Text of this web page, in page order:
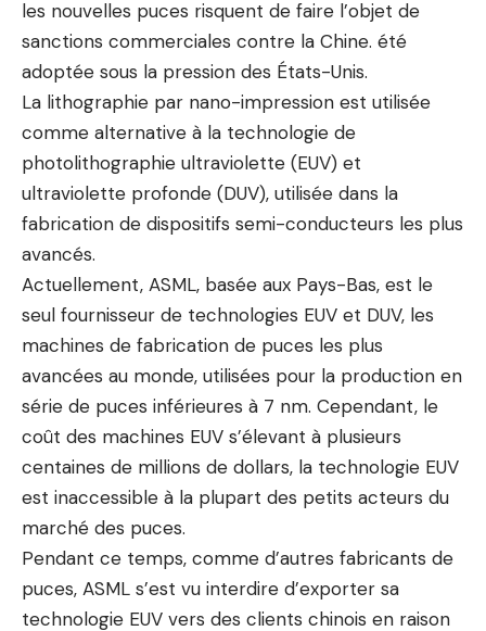
les nouvelles puces risquent de faire l’objet de
sanctions commerciales contre la Chine. été
adoptée sous la pression des États-Unis.
La lithographie par nano-impression est utilisée
comme alternative à la technologie de
photolithographie ultraviolette (EUV) et
ultraviolette profonde (DUV), utilisée dans la
fabrication de dispositifs semi-conducteurs les plus
avancés.
Actuellement, ASML, basée aux Pays-Bas, est le
seul fournisseur de technologies EUV et DUV, les
machines de fabrication de puces les plus
avancées au monde, utilisées pour la production en
série de puces inférieures à 7 nm. Cependant, le
coût des machines EUV s’élevant à plusieurs
centaines de millions de dollars, la technologie EUV
est inaccessible à la plupart des petits acteurs du
marché des puces.
Pendant ce temps, comme d’autres fabricants de
puces, ASML s’est vu interdire d’exporter sa
technologie EUV vers des clients chinois en raison